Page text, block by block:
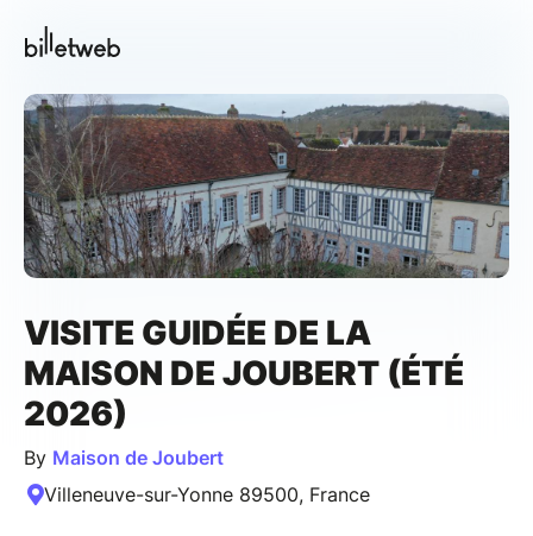
VISITE GUIDÉE DE LA
MAISON DE JOUBERT (ÉTÉ
2026)
By Maison de Joubert
Villeneuve-sur-Yonne 89500, France